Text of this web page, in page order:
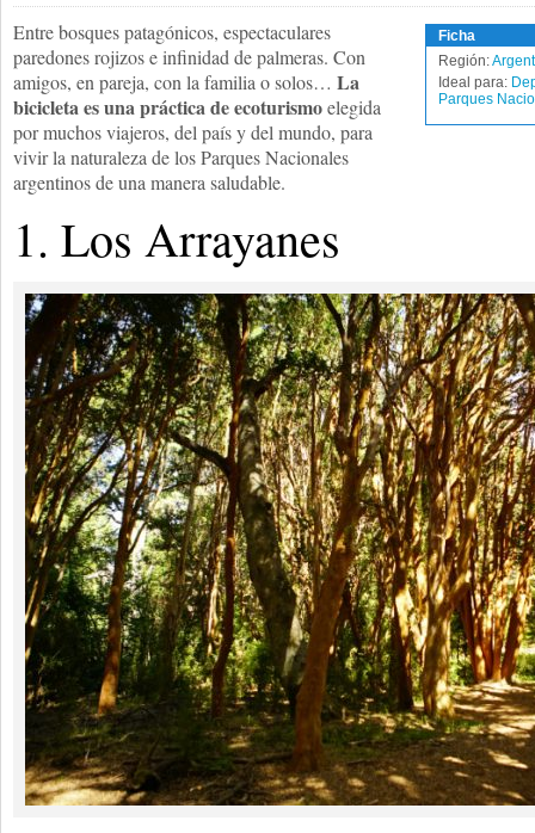
Ficha
Región:
Ideal para:
Parques
Entre bosques patagónicos, espectaculares
paredones rojizos e infinidad de palmeras. Con
amigos, en pareja, con la familia o solos… La
bicicleta es una práctica de ecoturismoelegida
por muchos viajeros, del país y del mundo, para
vivir la naturaleza de los Parques Nacionales
argentinos de una manera saludable.
1. Los Arrayanes